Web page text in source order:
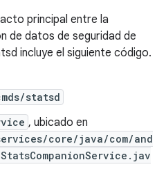
principal entre la
de datos de seguridad de
incluye el siguiente código.
statsd
, ubicado en
core/java/com/and